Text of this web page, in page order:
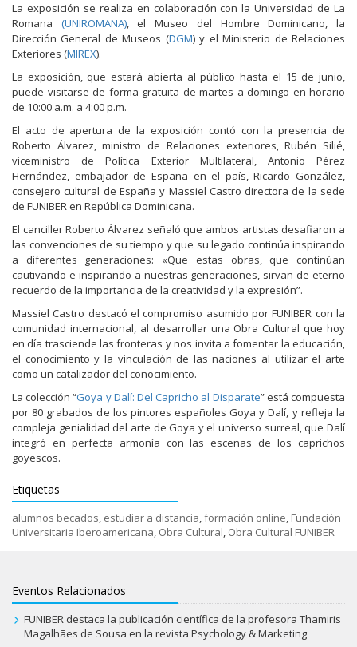
La exposición se realiza en colaboración con la Universidad de La
Romana (UNIROMANA), el Museo del Hombre Dominicano, la
Dirección General de Museos (DGM) y el Ministerio de Relaciones
Exteriores (MIREX).
La exposición, que estará abierta al público hasta el 15 de junio,
puede visitarse de forma gratuita de martes a domingo en horario
de 10:00 a.m. a 4:00 p.m.
El acto de apertura de la exposición contó con la presencia de
Roberto Álvarez, ministro de Relaciones exteriores, Rubén Silié,
viceministro de Política Exterior Multilateral, Antonio Pérez
Hernández, embajador de España en el país, Ricardo González,
consejero cultural de España y Massiel Castro directora de la sede
de FUNIBER en República Dominicana.
El canciller Roberto Álvarez señaló que ambos artistas desafiaron a
las convenciones de su tiempo y que su legado continúa inspirando
a diferentes generaciones: «Que estas obras, que continúan
cautivando e inspirando a nuestras generaciones, sirvan de eterno
recuerdo de la importancia de la creatividad y la expresión”.
Massiel Castro destacó el compromiso asumido por FUNIBER con la
comunidad internacional, al desarrollar una Obra Cultural que hoy
en día trasciende las fronteras y nos invita a fomentar la educación,
el conocimiento y la vinculación de las naciones al utilizar el arte
como un catalizador del conocimiento.
La colección “Goya y Dalí: Del Capricho al Disparate” está compuesta
por 80 grabados de los pintores españoles Goya y Dalí, y refleja la
compleja genialidad del arte de Goya y el universo surreal, que Dalí
integró en perfecta armonía con las escenas de los caprichos
goyescos.
Etiquetas
alumnos becados, estudiar a distancia,formación online, Fundación
Universitaria Iberoamericana, Obra Cultural, Obra Cultural FUNIBER
Eventos Relacionados
FUNIBER destaca la publicación científica de la profesora Thamiris
Magalhães de Sousa en la revista Psychology & Marketing